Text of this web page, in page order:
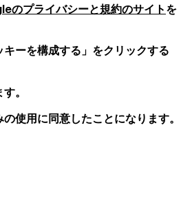
のプライバシーと規約のサイト を
ーを構成する」をクリックする
。
使用に同意したことになります。